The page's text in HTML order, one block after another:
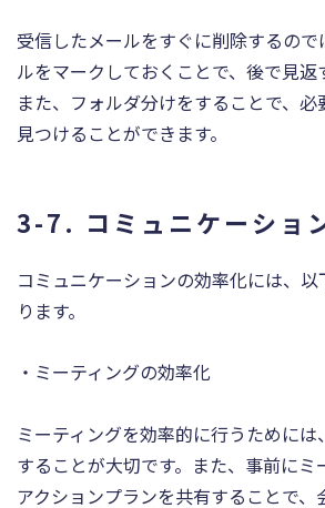
受信したメールをすぐに削除するの
ルをマークしておくことで、後で見返
また、フォルダ分けをすることで、
見つけることができます。
3-7. コミュニケーショ
コミュニケーションの効率化には、
ります。
・ミーティングの効率化
ミーティングを効率的に行うために
することが大切です。また、事前にミ
アクションプランを共有することで、